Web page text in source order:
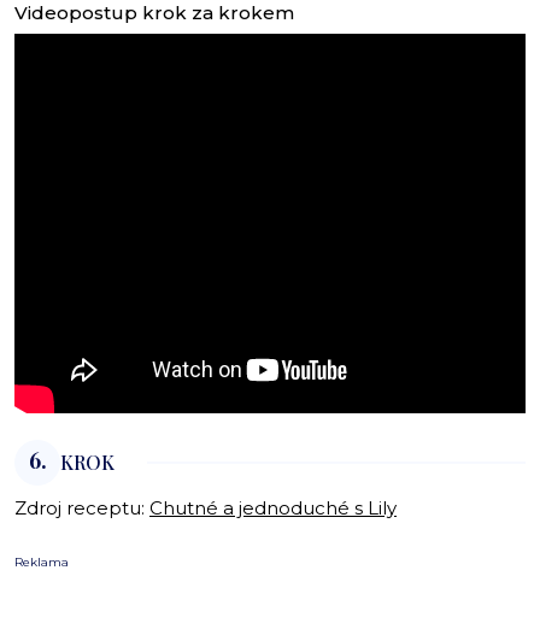
Videopostup krok za krokem
6. KROK
Zdroj receptu: Chutné a jednoduché s Lily
Reklama